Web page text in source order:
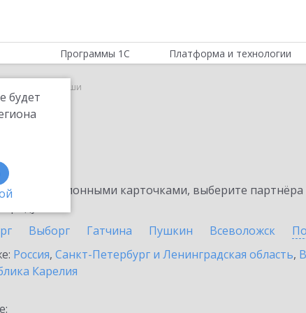
будет
Программы 1С Платформа и технологии
Кириши
с информационными карточками, выберите
Выборг Гатчина Пушкин Всеволожск
Россия, Санкт-Петербург и Ленинградская область,
Карелия